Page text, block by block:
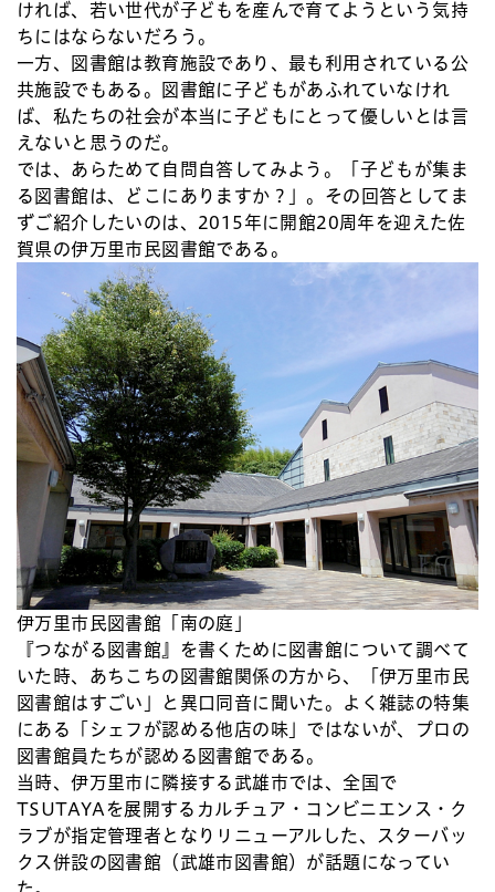
ければ、若い世代が子どもを産んで育てようという気持
ちにはならないだろう。
一方、図書館は教育施設であり、最も利用されている公
共施設でもある。図書館に子どもがあふれていなけれ
ば、私たちの社会が本当に子どもにとって優しいとは言
えないと思うのだ。
では、あらためて自問自答してみよう。「子どもが集ま
る図書館は、どこにありますか？」。その回答としてま
ずご紹介したいのは、2015年に開館20周年を迎えた佐
賀県の伊万里市民図書館である。
伊万里市民図書館「南の庭」
『つながる図書館』を書くために図書館について調べて
いた時、あちこちの図書館関係の方から、「伊万里市民
図書館はすごい」と異口同音に聞いた。よく雑誌の特集
にある「シェフが認める他店の味」ではないが、プロの
図書館員たちが認める図書館である。
当時、伊万里市に隣接する武雄市では、全国で
TSUTAYAを展開するカルチュア・コンビニエンス・ク
ラブが指定管理者となりリニューアルした、スターバッ
クス併設の図書館（武雄市図書館）が話題になってい
た。